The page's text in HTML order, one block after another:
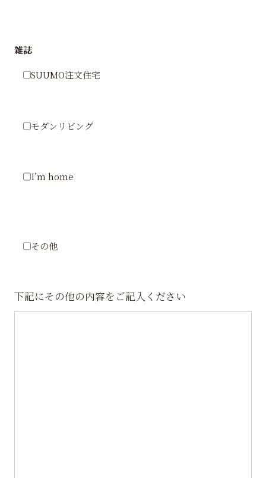
雑誌
SUUMO注文住宅
モダンリビング
I’m home
その他
下記にその他の内容をご記入ください